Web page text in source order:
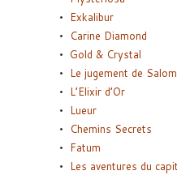
Exkalibur
Carine Diamond
Gold & Crystal
Le jugement de
L’Elixir d’Or
Lueur
Chemins Secrets
Fatum
Les aventures du